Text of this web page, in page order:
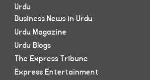
Urdu
Business News in Urdu
Urdu Magazine
Urdu Blogs
The Express Tribune
Express Entertainment